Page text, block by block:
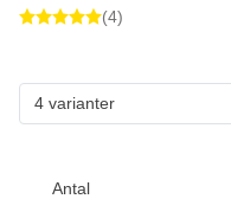
4 varianter
Antal
(4)